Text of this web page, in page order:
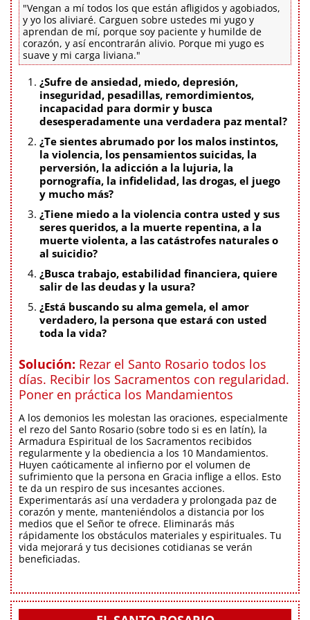
"Vengan a mí todos los que están afligidos y agobiados,
y yo los aliviaré. Carguen sobre ustedes mi yugo y
aprendan de mí, porque soy paciente y humilde de
corazón, y así encontrarán alivio. Porque mi yugo es
suave y mi carga liviana."
¿Sufre de ansiedad, miedo, depresión,
inseguridad, pesadillas, remordimientos,
incapacidad para dormir y busca
desesperadamente una verdadera paz mental?
¿Te sientes abrumado por los malos instintos,
la violencia, los pensamientos suicidas, la
perversión, la adicción a la lujuria, la
pornografía, la infidelidad, las drogas, el juego
y mucho más?
¿Tiene miedo a la violencia contra usted y sus
seres queridos, a la muerte repentina, a la
muerte violenta, a las catástrofes naturales o
al suicidio?
¿Busca trabajo, estabilidad financiera, quiere
salir de las deudas y la usura?
¿Está buscando su alma gemela, el amor
verdadero, la persona que estará con usted
toda la vida?
Solución: Rezar el Santo Rosario todos los
días. Recibir los Sacramentos con regularidad.
Poner en práctica los Mandamientos
A los demonios les molestan las oraciones, especialmente
el rezo del Santo Rosario (sobre todo si es en latín), la
Armadura Espiritual de los Sacramentos recibidos
regularmente y la obediencia a los 10 Mandamientos.
Huyen caóticamente al infierno por el volumen de
sufrimiento que la persona en Gracia inflige a ellos. Esto
te da un respiro de sus incesantes acciones.
Experimentarás así una verdadera y prolongada paz de
corazón y mente, manteniéndolos a distancia por los
medios que el Señor te ofrece. Eliminarás más
rápidamente los obstáculos materiales y espirituales. Tu
vida mejorará y tus decisiones cotidianas se verán
beneficiadas.